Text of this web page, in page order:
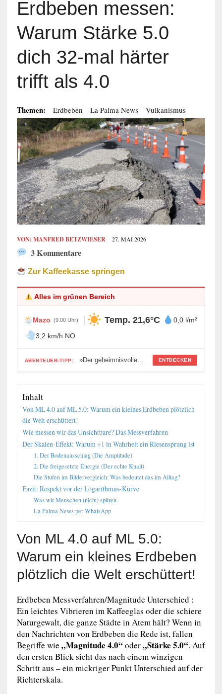
Erdbeben messen:
Warum Stärke 5.0
dich 32-mal härter
trifft als 4.0
Themen: Erdbeben La Palma News Vulkanismus
VON: MANFRED BETZWIESER 27. MAI 2026
3 Kommentare
Zur Kaffeekasse springen
Alles im grünen Bereich
Mazo (9.00 Uhr) Temp. 21,6°C
0,0 l/m²
3,2 km/h NO
ABENTEUER-TIPP: »Der geheimnisvolle Unterwasserfriedhof von Malpique« ENTDECKEN
Inhalt
Von ML 4.0 auf ML 5.0: Warum ein kleines Erdbeben plötzlich
die Welt erschüttert!
Wie messen wir das Unsichtbare? Das Messverfahren
Der Skalen-Effekt: Warum +1 in Wahrheit ein Riesensprung ist
1. Der Bodenausschlag (Die Amplitude)
2. Die freigesetzte Energie (Der echte Knall)
Die Stufen im Bildervergleich: Was bedeutet das im Alltag?
Fazit: Respekt vor der Logarithmus-Kurve
Was wir Menschen (nicht) spüren
La Palma News per WhatsApp
Von ML 4.0 auf ML 5.0:
Warum ein kleines Erdbeben
plötzlich die Welt erschüttert!
Erdbeben Messverfahren/Magnitude Unterschied :
Ein leichtes Vibrieren im Kaffeeglas oder die schiere
Naturgewalt, die ganze Städte in Atem hält? Wenn in
den Nachrichten von Erdbeben die Rede ist, fallen
Begriffe wie „Magnitude 4.0“oder„Stärke 5.0“. Auf
den ersten Blick sieht das nach einem winzigen
Schritt aus – ein mickriger Punkt Unterschied auf der
Richterskala.